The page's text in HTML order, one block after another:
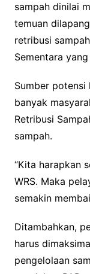
sampah dinilai
temuan
retribusi
Sementara
Sumber potensi
banyak
Retribusi
sampah.
“Kita harapkan
WRS. Maka
semakin
Ditambahkan,
harus
pengelolaan